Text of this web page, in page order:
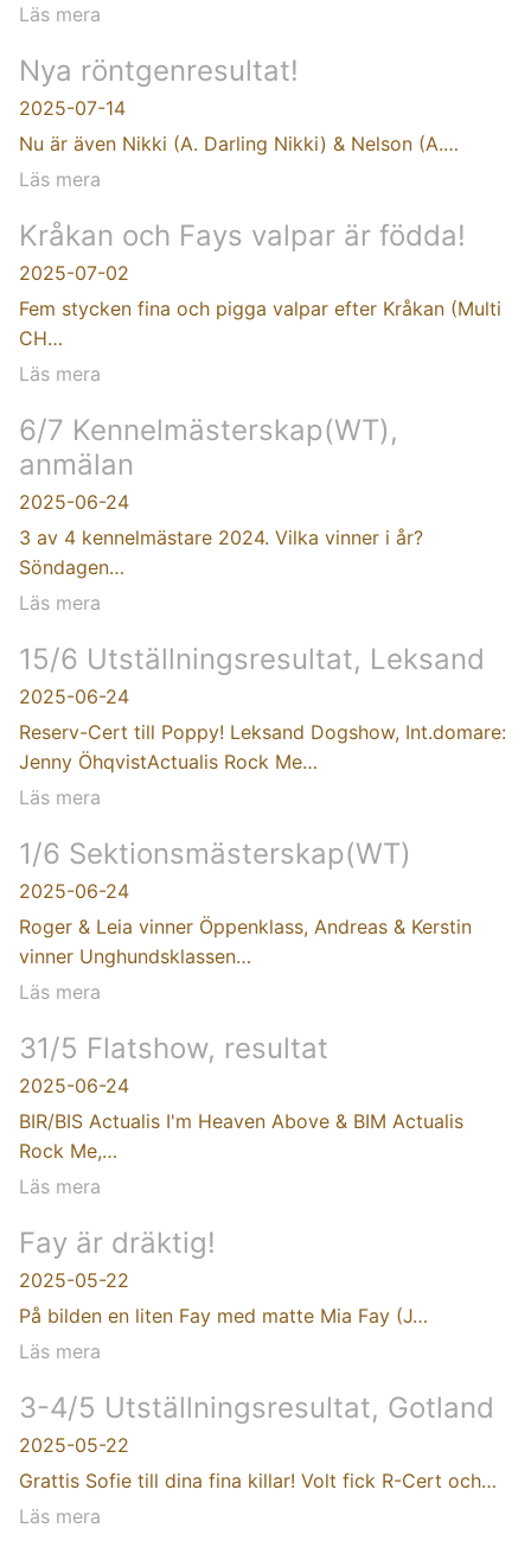
Läs mera
Nya röntgenresultat!
2025-07-14
Nu är även Nikki (A. Darling Nikki) & Nelson (A.…
Läs mera
Kråkan och Fays valpar är födda!
2025-07-02
Fem stycken fina och pigga valpar efter Kråkan (Multi
CH…
Läs mera
6/7 Kennelmästerskap(WT),
anmälan
2025-06-24
3 av 4 kennelmästare 2024. Vilka vinner i år?
Söndagen…
Läs mera
15/6 Utställningsresultat, Leksand
2025-06-24
Reserv-Cert till Poppy! Leksand Dogshow, Int.domare:
Jenny ÖhqvistActualis Rock Me…
Läs mera
1/6 Sektionsmästerskap(WT)
2025-06-24
Roger & Leia vinner Öppenklass, Andreas & Kerstin
vinner Unghundsklassen…
Läs mera
31/5 Flatshow, resultat
2025-06-24
BIR/BIS Actualis I'm Heaven Above & BIM Actualis
Rock Me,…
Läs mera
Fay är dräktig!
2025-05-22
På bilden en liten Fay med matte Mia Fay (J…
Läs mera
3-4/5 Utställningsresultat, Gotland
2025-05-22
Grattis Sofie till dina fina killar! Volt fick R-Cert och…
Läs mera